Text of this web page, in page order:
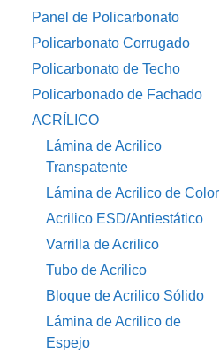
Panel de Policarbonato
Policarbonato Corrugado
Policarbonato de Techo
Policarbonado de Fachado
ACRÍLICO
Lámina de Acrilico
Transpatente
Lámina de Acrilico de Color
Acrilico ESD/Antiestático
Varrilla de Acrilico
Tubo de Acrilico
Bloque de Acrilico Sólido
Lámina de Acrilico de
Espejo